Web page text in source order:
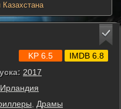
2017
Ирландия
Драмы
KP 6.5 IMDB 6.8